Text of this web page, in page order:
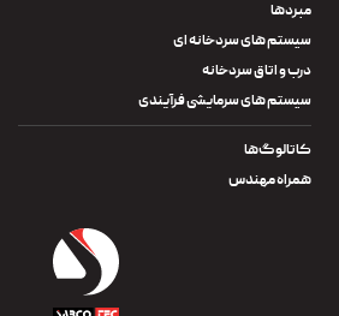
مبردها
سیستم های سردخانه ای
درب و اتاق سردخانه
سیستم های سرمایشی فرآیندی
کاتالوگ‌ها
همراه مهندس